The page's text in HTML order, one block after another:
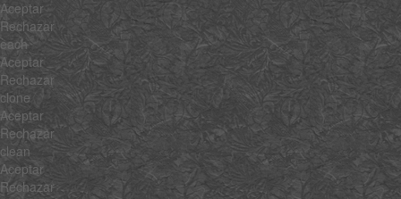
Aceptar
Rechazar
each
Aceptar
Rechazar
clone
Aceptar
Rechazar
clean
Aceptar
Rechazar